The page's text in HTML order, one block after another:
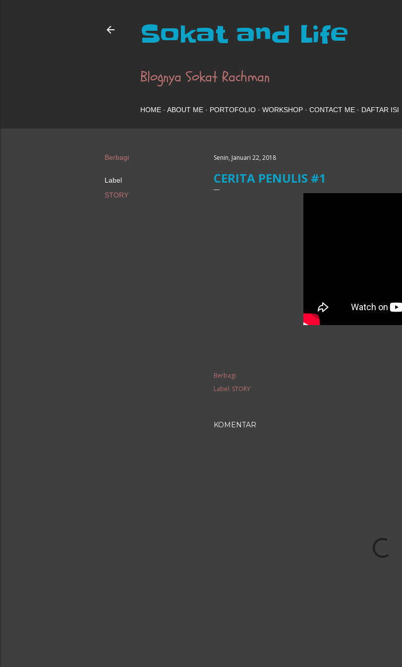
Sokat and Life
Blognya Sokat Rachman
HOME ABOUT ME PORTOFOLIO WORKSHOP CONTACT ME DAFTAR ISI
Berbagi
Label
STORY
Senin, Januari 22, 2018
CERITA PENULIS #1
Berbagi
Label: STORY
KOMENTAR